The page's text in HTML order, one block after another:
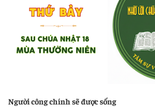
Người công chính sẽ được sống